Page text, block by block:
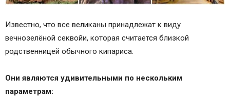
Известно, что все великаны принадлежат к виду
вечнозелёной секвойи, которая считается близкой
родственницей обычного кипариса.
Они являются удивительными по нескольким
параметрам: